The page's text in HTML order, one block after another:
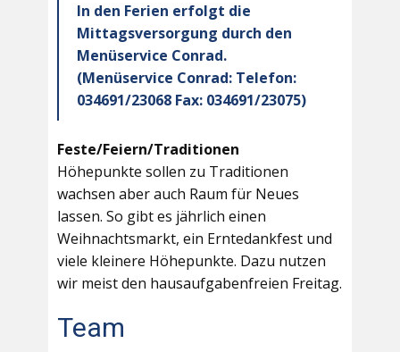
In den Ferien erfolgt die
Mittagsversorgung durch den
Menüservice Conrad.
(Menüservice Conrad: Telefon:
034691/23068 Fax: 034691/23075)
Feste/Feiern/Traditionen
Höhepunkte sollen zu Traditionen
wachsen aber auch Raum für Neues
lassen. So gibt es jährlich einen
Weihnachtsmarkt, ein Erntedankfest und
viele kleinere Höhepunkte. Dazu nutzen
wir meist den hausaufgabenfreien Freitag.
Team